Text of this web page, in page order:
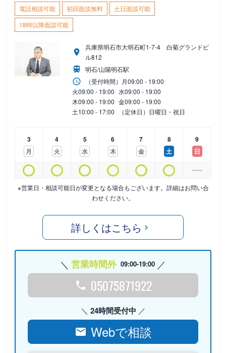
電話相談可能 初回面談無料
土日面談可能
18時以降面談可能
兵庫県明石市大明石町1-7-4 白菊グランドビ
ル812
明石/山陽明石駅
（受付時間） 月09:00 - 19:00
火09:00 - 19:00 水09:00 - 19:00
木09:00 - 19:00 金09:00 - 19:00
土10:00 - 17:00 （定休日）日曜日・祝日
3
月
4
火
5
水
6
木
7
金
8
土
9
日
※営業日・相談可能日が変更となる場合もございます。詳細はお問い合
わせください。
詳しくはこちら
営業時間外 09:00-19:00
05075871922
24時間受付中
Webで相談